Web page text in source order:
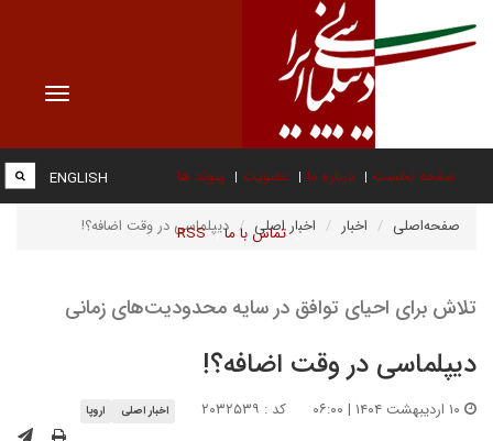
Toggle
صفحه نخست درباره ما عضویت پیوند ها
تماس با ما RSS
ENGLISH
صفحه‌اصلی اخبار اخبار اصلی دیپلماسی در وقت اضافه؟!
تلاش برای احیای توافق در سایه محدودیت‌های زمانی
دیپلماسی در وقت اضافه؟!
کد : ۲۰۳۲۵۳۹ اخبار اصلی اروپا